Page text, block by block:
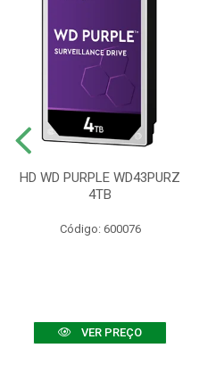
HD WD PURPLE WD43PURZ
4TB
Código: 600076
VER PREÇO